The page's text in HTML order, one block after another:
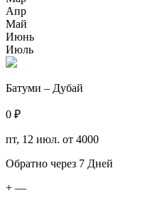
Апр
Май
Июнь
Июль
Батуми – Дубай
0 ₽
пт, 12 июл. от 4000
Обратно через 7 Дней
+ —